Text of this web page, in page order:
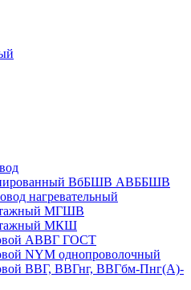
ВбБШВ АВББШВ
нагревательный
МГШВ
МКШ
АВВГ ГОСТ
NYM однопроволочный
ВВГ, ВВГнг, ВВГбм-Пнг(А)-